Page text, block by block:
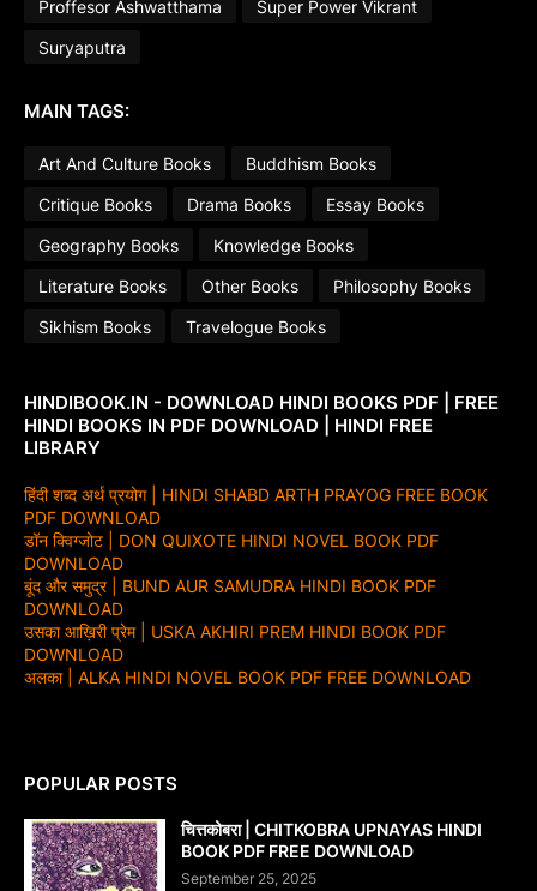
Proffesor Ashwatthama
Super Power Vikrant
Suryaputra
MAIN TAGS:
Art And Culture Books
Buddhism Books
Critique Books
Drama Books
Essay Books
Geography Books
Knowledge Books
Literature Books
Other Books
Philosophy Books
Sikhism Books
Travelogue Books
HINDIBOOK.IN - DOWNLOAD HINDI BOOKS PDF | FREE
HINDI BOOKS IN PDF DOWNLOAD | HINDI FREE
LIBRARY
हिंदी शब्द अर्थ प्रयोग | HINDI SHABD ARTH PRAYOG FREE BOOK
PDF DOWNLOAD
डॉन क्विग्जोट | DON QUIXOTE HINDI NOVEL BOOK PDF
DOWNLOAD
बूंद और समुद्र | BUND AUR SAMUDRA HINDI BOOK PDF
DOWNLOAD
उसका आख़िरी प्रेम | USKA AKHIRI PREM HINDI BOOK PDF
DOWNLOAD
अलका | ALKA HINDI NOVEL BOOK PDF FREE DOWNLOAD
POPULAR POSTS
चित्तकोबरा | CHITKOBRA UPNAYAS HINDI
BOOK PDF FREE DOWNLOAD
September 25, 2025